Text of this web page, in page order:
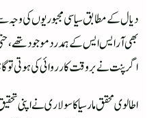
دیال کے مطابق سیاسی مجبوریوں کی وجہ
بھی آر ایس ایس کے ہمدرد موجود تھے،
اگر پنت نے بروقت کارروائی کی ہوتی تو
اطالوی محقق مارسیا کاسولاری نے اپنی